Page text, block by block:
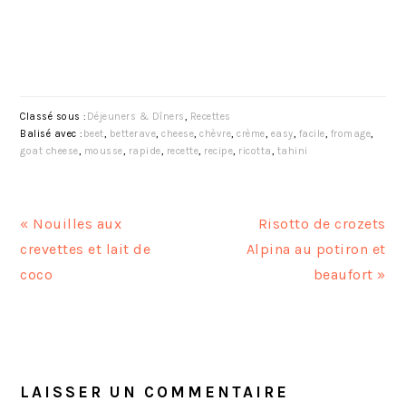
Classé sous : Déjeuners & Dîners, Recettes
Balisé avec : beet, betterave,cheese,chèvre,crème, easy, facile, fromage,
goat cheese, mousse, rapide, recette, recipe, ricotta, tahini
A
r
t
p
« Nouilles aux
crevettes et lait de
coco
A
r
s
Risotto de crozets
Alpina au potiron et
beaufort »
LECTEUR
LAISSER UN COMMENTAIRE